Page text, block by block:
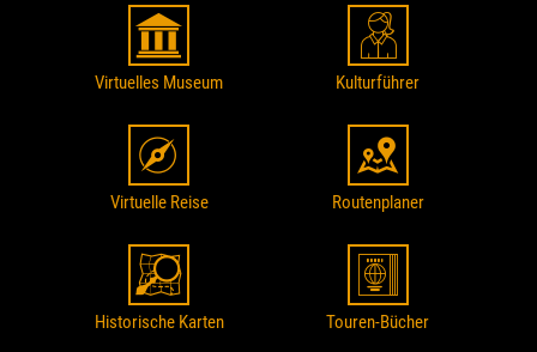
Virtuelles Museum Kulturführer
Virtuelle Reise Routenplaner
Historische Karten Touren-Bücher